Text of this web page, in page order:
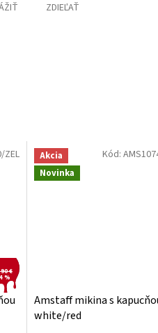
ZDIEĽAŤ
€
%
ZEL
Akcia
Novinka
Amstaff mikina s
white/red
Kód: